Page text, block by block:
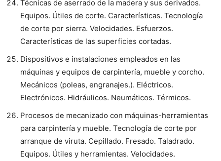
Técnicas de aserrado de la madera y sus derivados.
Equipos. Útiles de corte. Características. Tecnología
de corte por sierra. Velocidades. Esfuerzos.
Características de las superficies cortadas.
Dispositivos e instalaciones empleados en las
máquinas y equipos de carpintería, mueble y corcho.
Mecánicos (poleas, engranajes.). Eléctricos.
Electrónicos. Hidráulicos. Neumáticos. Térmicos.
Procesos de mecanizado con máquinas-herramientas
para carpintería y mueble. Tecnología de corte por
arranque de viruta. Cepillado. Fresado. Taladrado.
Equipos. Útiles y herramientas. Velocidades.